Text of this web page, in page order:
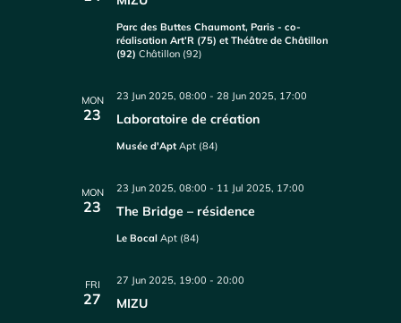
Parc des Buttes Chaumont, Paris - co-
réalisation Art’R (75) et Théâtre de Châtillon
(92)Châtillon (92)
MON
23 Laboratoire de création
23 Jun 2025, 08:00 -28 Jun 2025, 17:00
Musée d'AptApt (84)
MON
23 The Bridge – résidence
23 Jun 2025, 08:00 - 11 Jul 2025, 17:00
Le BocalApt (84)
FRI
27 MIZU
27 Jun 2025, 19:00 -20:00